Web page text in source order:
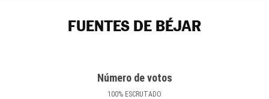
FUENTES DE BÉJAR
Número de votos
100% ESCRUTADO